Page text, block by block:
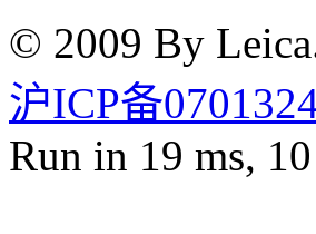
© 2009 By
沪ICP备
Run in 19 ms,